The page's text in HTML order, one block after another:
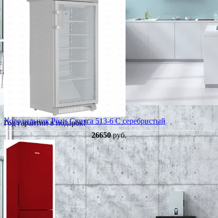
Год гарантии в подарок!
Холодильник Pozis Свияга 513-6 C серебристый
26650руб.